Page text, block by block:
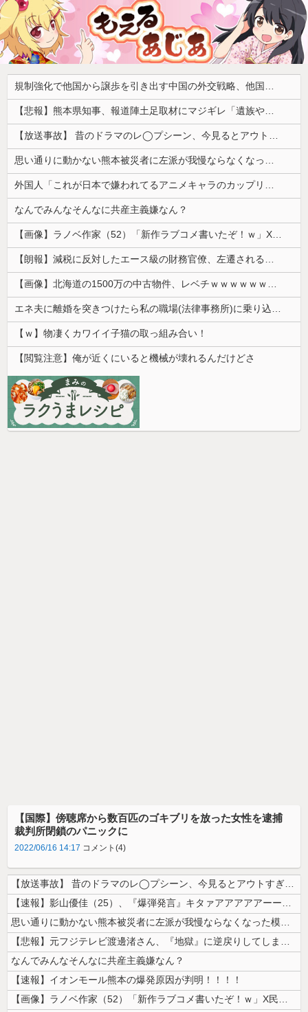
規制強化で他国から譲歩を引き出す中国の外交戦略、他国がサプライチェーン変更で対抗した結果……
【悲報】熊本県知事、報道陣土足取材にマジギレ「遺族や被災者から強い不満でてる！」 → 記者「例えば？」 → 知事、怒り通り越して呆れてしまう ………
【放送事故】 昔のドラマのレ◯プシーン、今見るとアウトすぎる・・・
思い通りに動かない熊本被災者に左派が我慢ならなくなった模様、避難所で苦しむ被災者に対して……
外国人「これが日本で嫌われてるアニメキャラのカップリングらしい…」
なんでみんなそんなに共産主義嫌なん？
【画像】ラノベ作家（52）「新作ラブコメ書いたぞ！ｗ」X民「いい歳こいてラブコメ（笑）恥ずかしくないの？」←やめたれｗと話題に
【朗報】減税に反対したエース級の財務官僚、左遷されるｗｗｗｗｗｗ
【画像】北海道の1500万の中古物件、レベチｗｗｗｗｗｗｗｗｗｗｗｗｗｗｗｗｗｗｗｗ
エネ夫に離婚を突きつけたら私の職場(法律事務所)に乗り込んできた 堂々と「離婚の法律相談です。母の薦めでこちらに参りました」と言っているが、...
【ｗ】物凄くカワイイ子猫の取っ組み合い！
【閲覧注意】俺が近くにいると機械が壊れるんだけどさ
【国際】傍聴席から数百匹のゴキブリを放った女性を逮捕
裁判所閉鎖のパニックに
2022/06/16 14:17 コメント(4)
【放送事故】 昔のドラマのレ◯プシーン、今見るとアウトすぎる・・・
【速報】影山優佳（25）、『爆弾発言』キタァアアアアアーーーーー！！
思い通りに動かない熊本被災者に左派が我慢ならなくなった模様、避難所で苦...
【悲報】元フジテレビ渡邊渚さん、『地獄』に逆戻りしてしまう・・・・・
なんでみんなそんなに共産主義嫌なん？
【速報】イオンモール熊本の爆発原因が判明！！！！
【画像】ラノベ作家（52）「新作ラブコメ書いたぞ！ｗ」X民「いい歳こい...